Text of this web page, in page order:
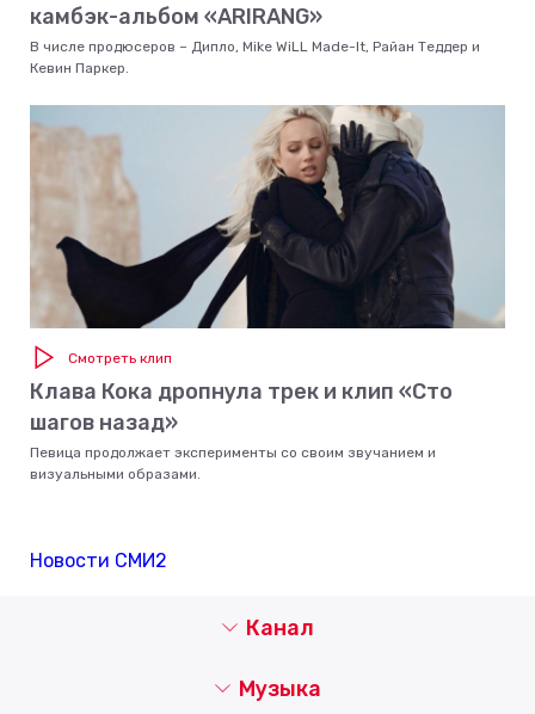
камбэк-альбом «ARIRANG»
В числе продюсеров – Дипло, Mike WiLL Made-It, Райан Теддер и
Кевин Паркер.
Смотреть клип
Клава Кока дропнула трек и клип «Сто
шагов назад»
Певица продолжает эксперименты со своим звучанием и
визуальными образами.
Новости СМИ2
Канал
Музыка